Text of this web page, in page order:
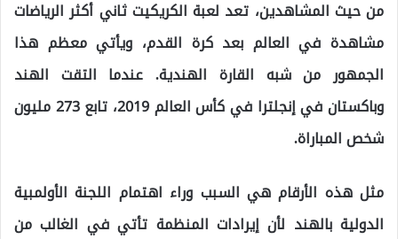
من حيث المشاهدين، تعد لعبة الكريكيت ثاني أكثر الرياضات
مشاهدة في العالم بعد كرة القدم، ويأتي معظم هذا
الجمهور من شبه القارة الهندية. عندما التقت الهند
وباكستان في إنجلترا في كأس العالم 2019، تابع 273 مليون
شخص المباراة.
مثل هذه الأرقام هي السبب وراء اهتمام اللجنة الأولمبية
الدولية بالهند لأن إيرادات المنظمة تأتي في الغالب من